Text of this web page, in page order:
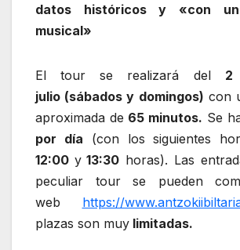
datos históricos y «con
musical»
El tour se realizará del 2
julio (sábados y domingos) con
aproximada de 65 minutos. Se
por día (con los siguientes
12:00 y13:30 horas). Las
peculiar tour se pueden
web https://
plazas son muy limitadas.